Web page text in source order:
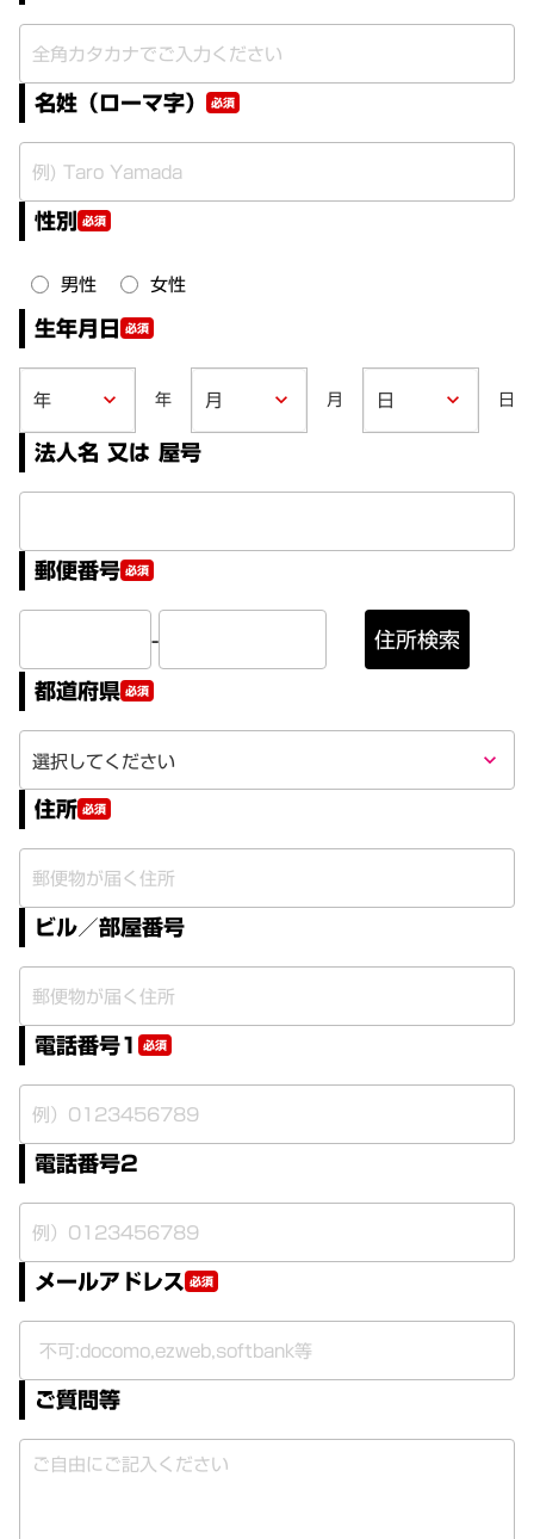
名姓（ローマ字） 必須
性別 必須
男性 女性
生年月日 必須
keyboard_arrow_down 年 keyboard_arrow_down 月 keyboard_arrow_down 日
法人名 又は 屋号
郵便番号 必須
-
住所検索
都道府県 必須
keyboard_arrow_down
住所 必須
ビル／部屋番号
電話番号1 必須
電話番号2
メールアドレス 必須
ご質問等